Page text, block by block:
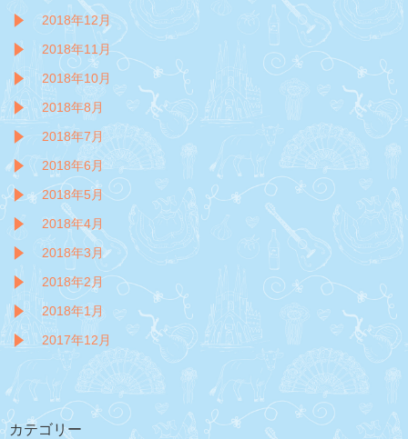
2018年12月
2018年11月
2018年10月
2018年8月
2018年7月
2018年6月
2018年5月
2018年4月
2018年3月
2018年2月
2018年1月
2017年12月
カテゴリー